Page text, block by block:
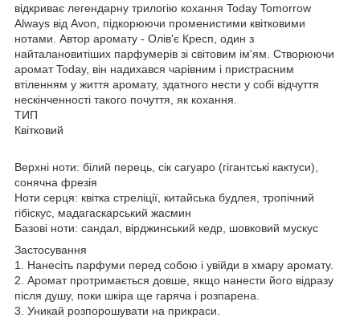
відкриває легендарну трилогію кохання Today Tomorrow
Always від Avon, підкорюючи променистими квітковими
нотами. Автор аромату - Олів'є Кресп, один з
найталановитіших парфумерів зі світовим ім'ям. Створюючи
аромат Today, він надихався чарівним і пристрасним
втіленням у життя аромату, здатного нести у собі відчуття
нескінченності такого почуття, як кохання.
ТИП
Квітковий
Верхні ноти: білий перець, сік сагуаро (гігантські кактуси),
сонячна фрезія
Ноти серця: квітка стреліції, китайська будлея, тропічний
гібіскус, мадагаскарський жасмин
Базові ноти: сандал, вірджинський кедр, шовковий мускус
Застосування
1. Нанесіть парфуми перед собою і увійди в хмару аромату.
2. Аромат протримається довше, якщо нанести його відразу
після душу, поки шкіра ще гаряча і розпарена.
3. Уникай розпорошувати на прикраси.